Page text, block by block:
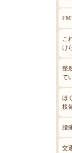
こ
け
整
て
ほ
接
腰
交